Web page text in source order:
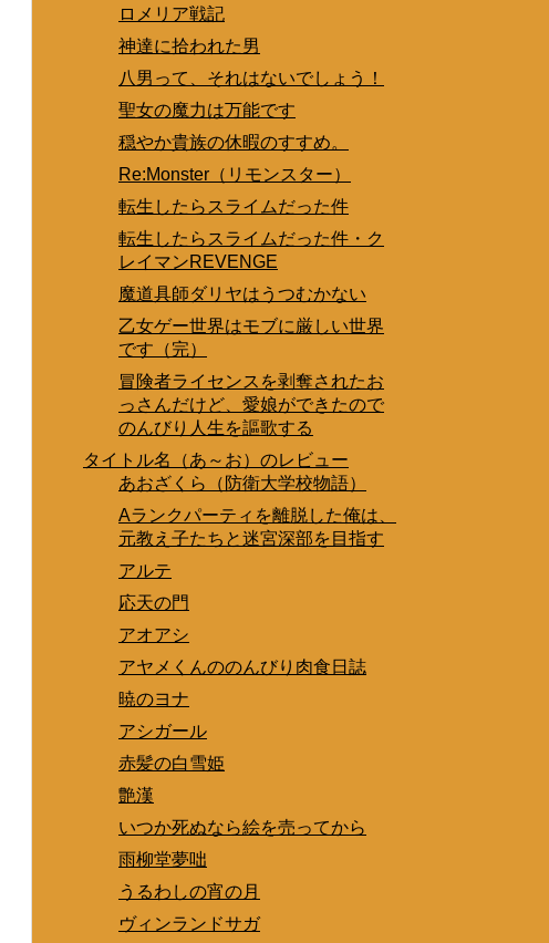
ロメリア戦記
神達に拾われた男
八男って、それはないでしょう！
聖女の魔力は万能です
穏やか貴族の休暇のすすめ。
Re:Monster（リモンスター）
転生したらスライムだった件
転生したらスライムだった件・ク
レイマンREVENGE
魔道具師ダリヤはうつむかない
乙女ゲー世界はモブに厳しい世界
です（完）
冒険者ライセンスを剥奪されたお
っさんだけど、愛娘ができたので
のんびり人生を謳歌する
タイトル名（あ～お）のレビュー
あおざくら（防衛大学校物語）
Aランクパーティを離脱した俺は、
元教え子たちと迷宮深部を目指す
アルテ
応天の門
アオアシ
アヤメくんののんびり肉食日誌
暁のヨナ
アシガール
赤髪の白雪姫
艶漢
いつか死ぬなら絵を売ってから
雨柳堂夢咄
うるわしの宵の月
ヴィンランドサガ